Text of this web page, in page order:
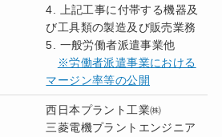
4. 上記工事に付帯する機器及
び工具類の製造及び販売業務
5. 一般労働者派遣事業他
※労働者派遣事業における
マージン率等の公開
西日本プラント工業㈱
三菱電機プラントエンジニア